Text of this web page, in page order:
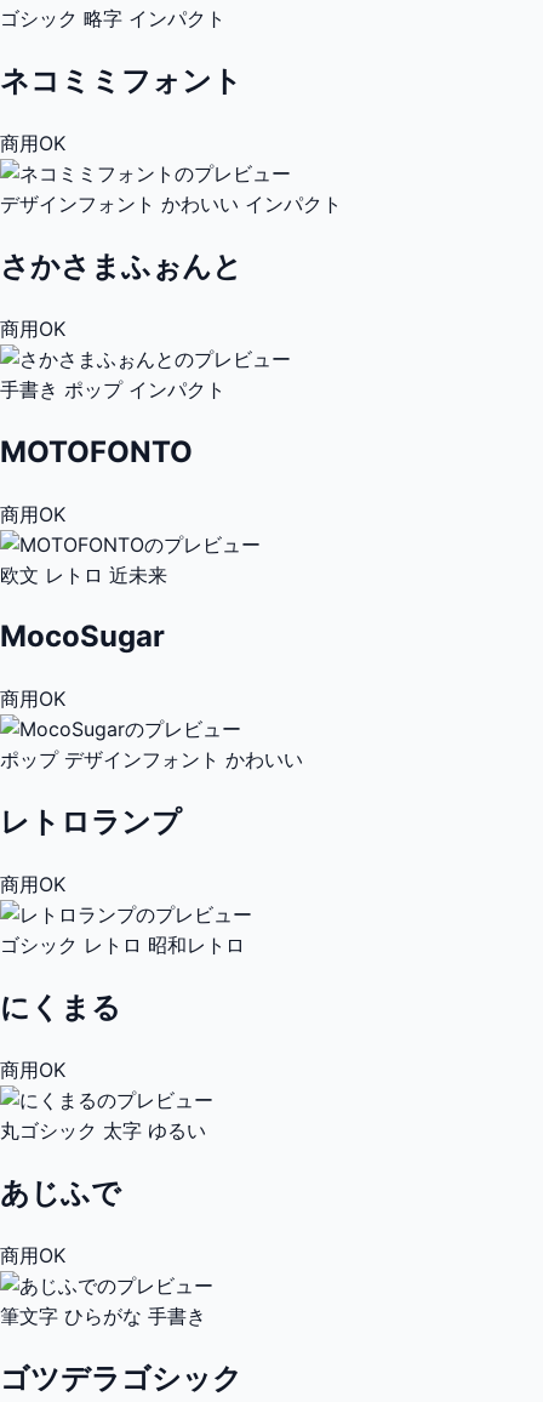
ゴシック 略字 インパクト
ネコミミフォント
商用OK
デザインフォント かわいい インパクト
さかさまふぉんと
商用OK
手書き ポップ インパクト
MOTOFONTO
商用OK
欧文 レトロ 近未来
MocoSugar
商用OK
ポップ デザインフォント かわいい
レトロランプ
商用OK
ゴシック レトロ 昭和レトロ
にくまる
商用OK
丸ゴシック 太字 ゆるい
あじふで
商用OK
筆文字 ひらがな 手書き
ゴツデラゴシック